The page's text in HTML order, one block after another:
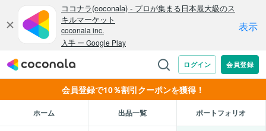
会員登録で10％割引クーポンを獲得！
ホーム 出品一覧 ポートフォリオ